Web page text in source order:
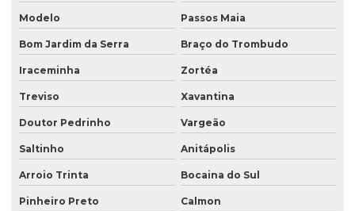
Modelo Passos Maia
Bom Jardim da Serra Braço do Trombudo
Iraceminha Zortéa
Treviso Xavantina
Doutor Pedrinho Vargeão
Saltinho Anitápolis
Arroio Trinta Bocaina do Sul
Pinheiro Preto Calmon